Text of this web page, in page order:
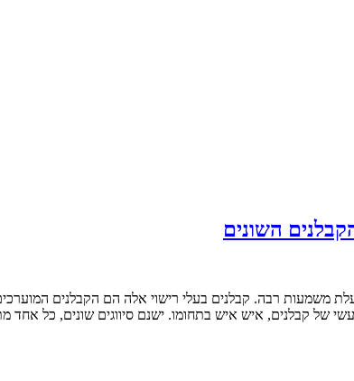
השונים
משמעות רבה. קבלנים בעלי רישוי אלה הם הקבלנים
של קבלנים, איש איש בתחומו. ישנם סיווגים שונים, כל